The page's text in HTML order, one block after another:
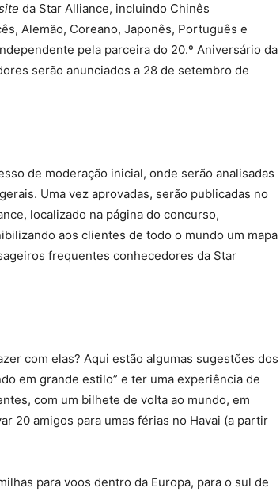
da Star Alliance, incluindo Chinês
Alemão, Coreano, Japonês, Português e
pela parceira do 20.º Aniversário da
serão anunciados a 28 de setembro de
de moderação inicial, onde serão analisadas
Uma vez aprovadas, serão publicadas no
localizado na página do concurso,
aos clientes de todo o mundo um mapa
frequentes conhecedores da Star
com elas? Aqui estão algumas sugestões dos
em grande estilo” e ter uma experiência de
com um bilhete de volta ao mundo, em
20 amigos para umas férias no Havai (a partir
para voos dentro da Europa, para o sul de